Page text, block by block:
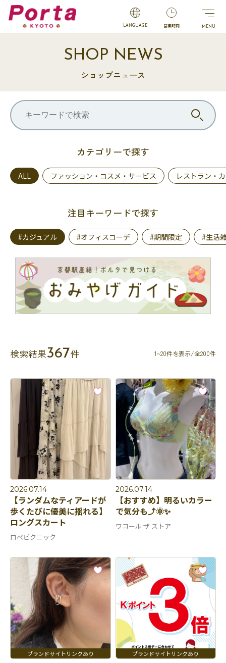
LANGUAGE 営業時間
SHOP NEWS
ショップニュース
カテゴリーで探す
ALL ファッション・コスメ・サービス レストラン・
注目キーワードで探す
#カジュアル #オフィスコーデ #期間限定 #生活
検索結果367件 1~20件を表示/全200件
2026.07.14
【ランダムなティアードが
歩くたびに優美に揺れる】
ロングスカート
ロペピクニック
2026.07.14
【おすすめ】明るいカラー
で気分も⤴︎🌞✨
ワコール ザ ストア